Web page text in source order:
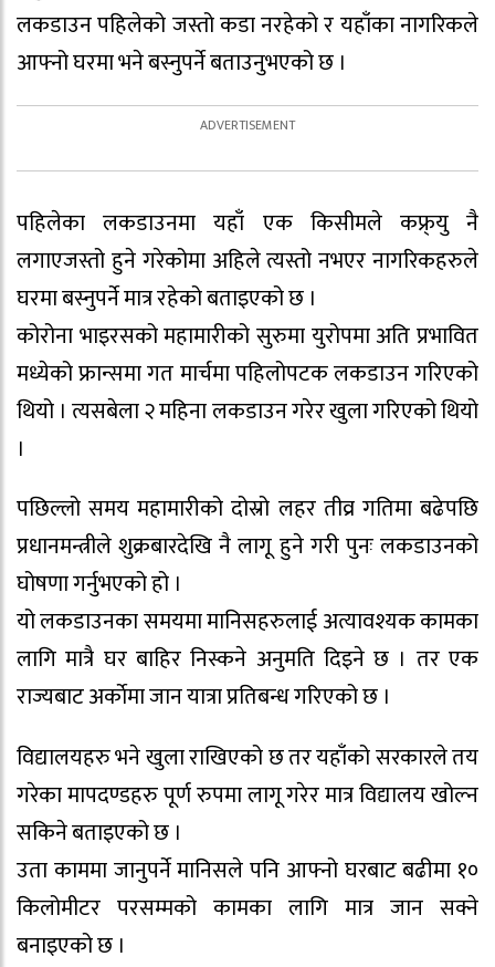
लकडाउन पहिलेको जस्तो कडा नरहेको र यहाँका नागरिकले
आफ्नो घरमा भने बस्नुपर्ने बताउनुभएको छ ।
पहिलेका लकडाउनमा यहाँ एक किसीमले कफ्र्यु नै
लगाएजस्तो हुने गरेकोमा अहिले त्यस्तो नभएर नागरिकहरुले
घरमा बस्नुपर्ने मात्र रहेको बताइएको छ ।
कोरोना भाइरसको महामारीको सुरुमा युरोपमा अति प्रभावित
मध्येको फ्रान्समा गत मार्चमा पहिलोपटक लकडाउन गरिएको
थियो । त्यसबेला २ महिना लकडाउन गरेर खुला गरिएको थियो
।
पछिल्लो समय महामारीको दोस्रो लहर तीव्र गतिमा बढेपछि
प्रधानमन्त्रीले शुक्रबारदेखि नै लागू हुने गरी पुनः लकडाउनको
घोषणा गर्नुभएको हो ।
यो लकडाउनका समयमा मानिसहरुलाई अत्यावश्यक कामका
लागि मात्रै घर बाहिर निस्कने अनुमति दिइने छ । तर एक
राज्यबाट अर्काेमा जान यात्रा प्रतिबन्ध गरिएको छ ।
विद्यालयहरु भने खुला राखिएको छ तर यहाँको सरकारले तय
गरेका मापदण्डहरु पूर्ण रुपमा लागू गरेर मात्र विद्यालय खोल्न
सकिने बताइएको छ ।
उता काममा जानुपर्ने मानिसले पनि आफ्नो घरबाट बढीमा १०
किलोमीटर परसम्मको कामका लागि मात्र जान सक्ने
बनाइएको छ ।